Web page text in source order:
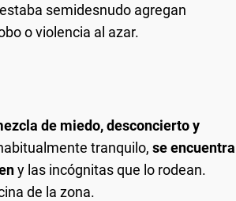
semidesnudo agregan
o violencia al azar.
de miedo, desconcierto y
tranquilo, se encuentra
y las incógnitas que lo rodean.
de la zona.